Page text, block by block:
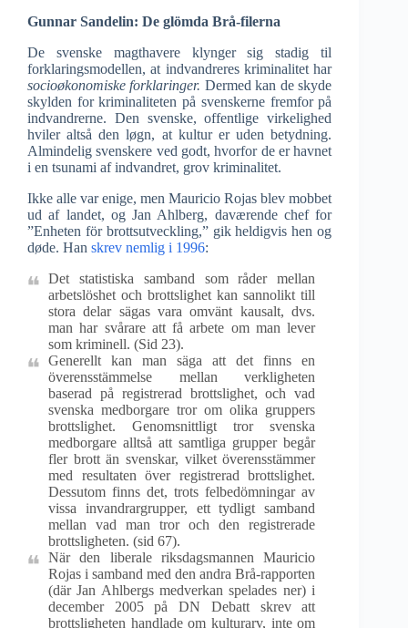
Gunnar Sandelin: De glömda Brå-filerna
De svenske magthavere klynger sig stadig til
forklaringsmodellen, at indvandreres kriminalitet har
socioøkonomiske forklaringer. Dermed kan de skyde
skylden for kriminaliteten på svenskerne fremfor på
indvandrerne. Den svenske, offentlige virkelighed
hviler altså den løgn, at kultur er uden betydning.
Almindelig svenskere ved godt, hvorfor de er havnet
i en tsunami af indvandret, grov kriminalitet.
Ikke alle var enige, men Mauricio Rojas blev mobbet
ud af landet, og Jan Ahlberg, daværende chef for
”Enheten för brottsutveckling,” gik heldigvis hen og
døde. Han skrev nemlig i 1996:
Det statistiska samband som råder mellan
arbetslöshet och brottslighet kan sannolikt till
stora delar sägas vara omvänt kausalt, dvs.
man har svårare att få arbete om man lever
som kriminell. (Sid 23).
Generellt kan man säga att det finns en
överensstämmelse mellan verkligheten
baserad på registrerad brottslighet, och vad
svenska medborgare tror om olika gruppers
brottslighet. Genomsnittligt tror svenska
medborgare alltså att samtliga grupper begår
fler brott än svenskar, vilket överensstämmer
med resultaten över registrerad brottslighet.
Dessutom finns det, trots felbedömningar av
vissa invandrargrupper, ett tydligt samband
mellan vad man tror och den registrerade
brottsligheten. (sid 67).
När den liberale riksdagsmannen Mauricio
Rojas i samband med den andra Brå-rapporten
(där Jan Ahlbergs medverkan spelades ner) i
december 2005 på DN Debatt skrev att
brottsligheten handlade om kulturarv, inte om